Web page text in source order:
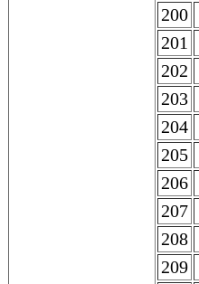
200
201
202
203
204
205
206
207
208
209